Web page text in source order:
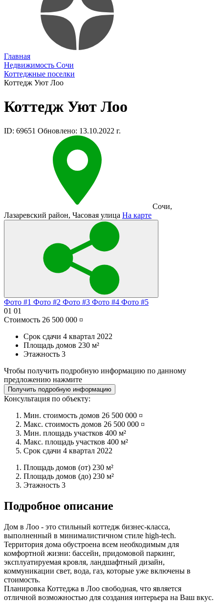
Главная
Недвижимость Сочи
Коттеджные поселки
Коттедж Уют Лоо
Коттедж Уют Лоо
ID: 69651 Обновлено: 13.10.2022 г.
Сочи,
Лазаревский район, Часовая улица На карте
Фото #1 Фото #2 Фото #3 Фото #4 Фото #5
01 01
Стоимость 26 500 000 ¤
Срок сдачи 4 квартал 2022
Площадь домов 230 м²
Этажность 3
Чтобы получить подробную информацию по данному
предложению нажмите
Получить подробную информацию
Консультация по объекту:
Мин. стоимость домов 26 500 000 ¤
Макс. стоимость домов 26 500 000 ¤
Мин. площадь участков 400 м²
Макс. площадь участков 400 м²
Срок сдачи 4 квартал 2022
Площадь домов (от) 230 м²
Площадь домов (до) 230 м²
Этажность 3
Подробное описание
Дом в Лоо - это стильный коттедж бизнес-класса,
выполненный в минималистичном стиле high-tech.
Территория дома обустроена всем необходимым для
комфортной жизни: бассейн, придомовой паркинг,
эксплуатируемая кровля, ландшафтный дизайн,
коммуникации свет, вода, газ, которые уже включены в
стоимость.
Планировка Коттеджа в Лоо свободная, что является
отличной возможностью для создания интерьера на Ваш вкус.